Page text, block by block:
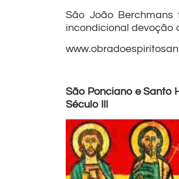
São João Berchmans
incondicional devoção
São Ponciano e Santo
Século III